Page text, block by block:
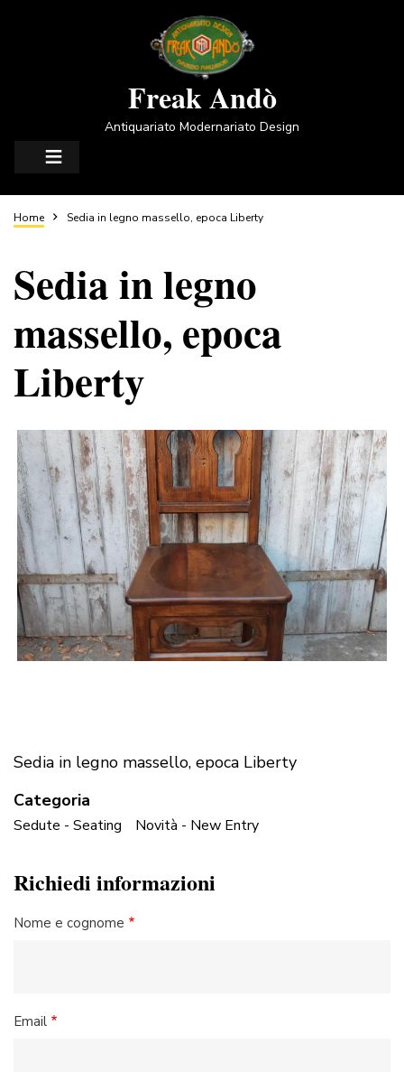
Freak Andò
Antiquariato Modernariato Design
Briciole
di
pane
Home Sedia in legno massello, epoca Liberty
Sedia in legno
massello, epoca
Liberty
Sedia in legno massello, epoca Liberty
Categoria
Sedute - Seating Novità - New Entry
Richiedi informazioni
Nome e cognome
Email